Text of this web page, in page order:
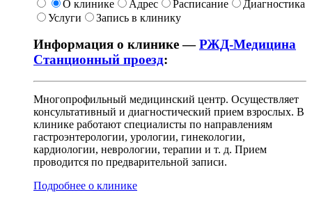
О клинике Адрес Расписание
Диагностика
Услуги
Запись в клинику
Информация о клинике —РЖД-Медицина
Станционный проезд:
Многопрофильный медицинский центр. Осуществляет
консультативный и диагностический прием взрослых. В
клинике работают специалисты по направлениям
гастроэнтерологии, урологии, гинекологии,
кардиологии, неврологии, терапии и т. д. Прием
проводится по предварительной записи.
Подробнее о клинике